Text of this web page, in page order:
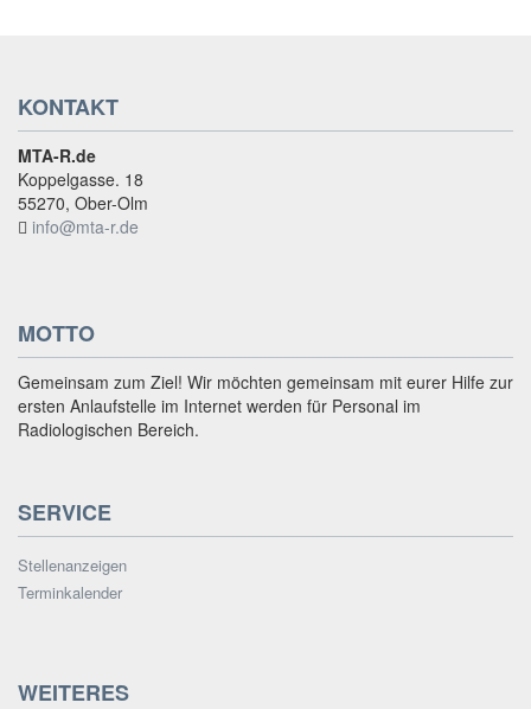
KONTAKT
MTA-R.de
Koppelgasse. 18
55270, Ober-Olm
info@mta-r.de
MOTTO
Gemeinsam zum Ziel! Wir möchten gemeinsam mit eurer Hilfe zur
ersten Anlaufstelle im Internet werden für Personal im
Radiologischen Bereich.
SERVICE
Stellenanzeigen
Terminkalender
WEITERES